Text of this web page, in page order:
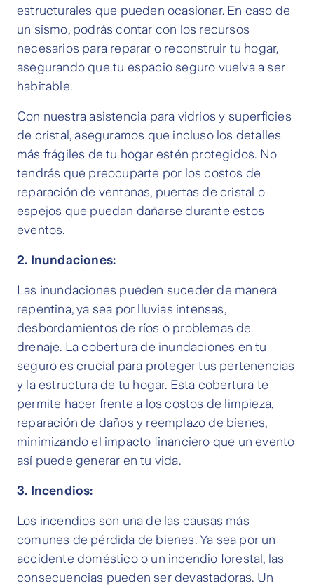
estructurales que pueden ocasionar. En caso de
un sismo, podrás contar con los recursos
necesarios para reparar o reconstruir tu hogar,
asegurando que tu espacio seguro vuelva a ser
habitable.
Con nuestra asistencia para vidrios y superficies
de cristal, aseguramos que incluso los detalles
más frágiles de tu hogar estén protegidos. No
tendrás que preocuparte por los costos de
reparación de ventanas, puertas de cristal o
espejos que puedan dañarse durante estos
eventos.
2. Inundaciones:
Las inundaciones pueden suceder de manera
repentina, ya sea por lluvias intensas,
desbordamientos de ríos o problemas de
drenaje. La cobertura de inundaciones en tu
seguro es crucial para proteger tus pertenencias
y la estructura de tu hogar. Esta cobertura te
permite hacer frente a los costos de limpieza,
reparación de daños y reemplazo de bienes,
minimizando el impacto financiero que un evento
así puede generar en tu vida.
3. Incendios:
Los incendios son una de las causas más
comunes de pérdida de bienes. Ya sea por un
accidente doméstico o un incendio forestal, las
consecuencias pueden ser devastadoras. Un